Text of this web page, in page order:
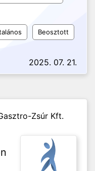
Beosztott
2025. 07. 21.
Zsúr Kft.